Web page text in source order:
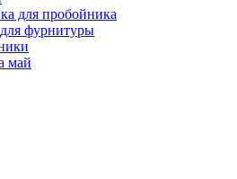
для пробойника
фурнитуры
май